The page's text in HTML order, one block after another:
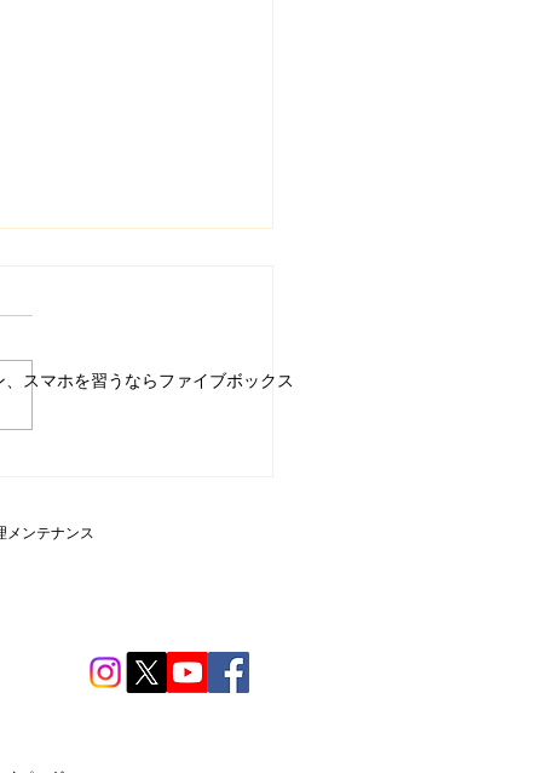
スクラッチ講座 背景
スマホを習うならファイブボックス
メンテナンス